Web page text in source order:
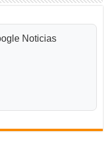
Noticias